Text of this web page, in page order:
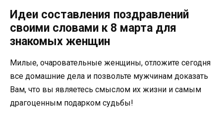
Идеи составления поздравлений
своими словами к 8 марта для
знакомых женщин
Милые, очаровательные женщины, отложите сегодня
все домашние дела и позвольте мужчинам доказать
Вам, что вы являетесь смыслом их жизни и самым
драгоценным подарком судьбы!